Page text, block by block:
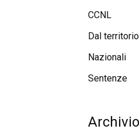
CCNL
Dal territorio
Nazionali
Sentenze
Archivio